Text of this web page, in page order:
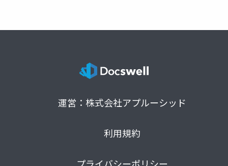
運営：株式会社アプルーシッド
利用規約
プライバシーポリシー